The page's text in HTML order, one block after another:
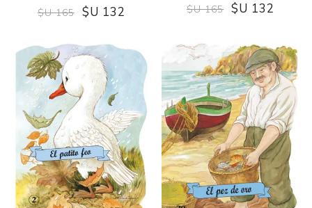
$U 165 $U 132
$U 165 $U 132